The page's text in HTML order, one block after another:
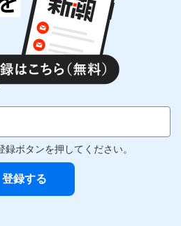
録ボタンを押してください。